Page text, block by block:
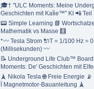
🎓† "ULC Moments: Meine
Geschichten mit KaÏie™" KI 📲 Teil
📟 Simple Learning 📘
Mathematik vs Masse 🧮
*〰 Tesla Strom 🔌T = 1/100 Hz =
(Millisekunden) 〰
📝 Underground Life Club™
Moments: De' Geschichten mit
🗼 Nikola Tesla 🌐 Freie Energie
Ï Magnetmotor-Bauanleitung 🗼